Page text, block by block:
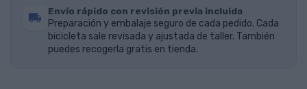
Envío rápido con revisión previa incluida
Preparación y embalaje seguro de cada pedido. Cada
bicicleta sale revisada y ajustada de taller. También
puedes recogerla gratis en tienda.